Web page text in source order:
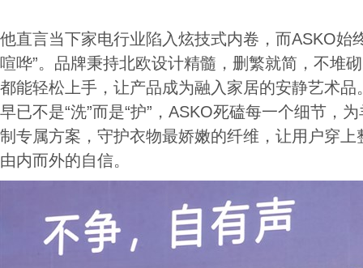
他直言当下家电行业陷入炫技式内卷，而ASKO始
喧哗”。品牌秉持北欧设计精髓，删繁就简，不堆
都能轻松上手，让产品成为融入家居的安静艺术
早已不是“洗”而是“护”，ASKO死磕每一个细节，
制专属方案，守护衣物最娇嫩的纤维，让用户穿
由内而外的自信。